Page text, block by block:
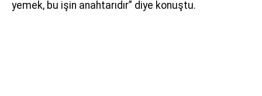
yemek, bu işin anahtarıdır” diye konuştu.